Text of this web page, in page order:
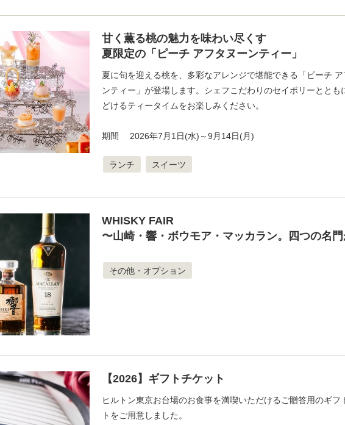
甘く薫る桃の魅力を味わい尽くす
夏限定の「ピーチ アフタヌーンティー」
夏に旬を迎える桃を、多彩なアレンジで堪能できる「ピーチ
ンティー」が登場します。シェフこだわりのセイボリーととも
どけるティータイムをお楽しみください。
期間 2026年7月1日(水)～9月14日(月)
ランチ スイーツ
WHISKY FAIR
〜山崎・響・ボウモア・マッカラン。四つの名
その他・オプション
【2026】ギフトチケット
ヒルトン東京お台場のお食事を満喫いただけるご贈答用のギフ
トをご用意しました。